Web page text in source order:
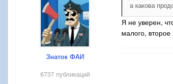
Знаток ФАИ
6737 публикаций
а какова
Я не уверен,
малого,